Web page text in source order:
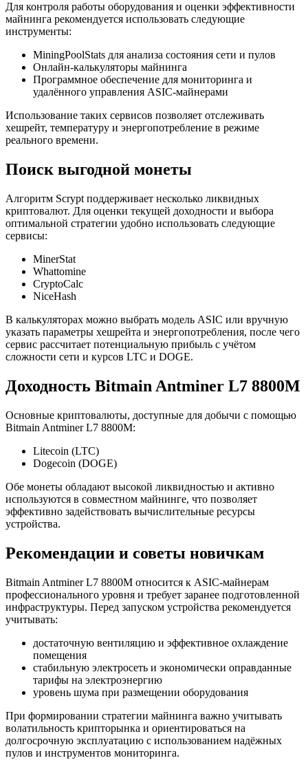
Для контроля работы оборудования и оценки эффективности
майнинга рекомендуется использовать следующие
инструменты:
MiningPoolStats для анализа состояния сети и пулов
Онлайн-калькуляторы майнинга
Программное обеспечение для мониторинга и
удалённого управления ASIC-майнерами
Использование таких сервисов позволяет отслеживать
хешрейт, температуру и энергопотребление в режиме
реального времени.
Поиск выгодной монеты
Алгоритм Scrypt поддерживает несколько ликвидных
криптовалют. Для оценки текущей доходности и выбора
оптимальной стратегии удобно использовать следующие
сервисы:
MinerStat
Whattomine
CryptoCalc
NiceHash
В калькуляторах можно выбрать модель ASIC или вручную
указать параметры хешрейта и энергопотребления, после чего
сервис рассчитает потенциальную прибыль с учётом
сложности сети и курсов LTC и DOGE.
Доходность Bitmain Antminer L7 8800M
Основные криптовалюты, доступные для добычи с помощью
Bitmain Antminer L7 8800M:
Litecoin (LTC)
Dogecoin (DOGE)
Обе монеты обладают высокой ликвидностью и активно
используются в совместном майнинге, что позволяет
эффективно задействовать вычислительные ресурсы
устройства.
Рекомендации и советы новичкам
Bitmain Antminer L7 8800M относится к ASIC-майнерам
профессионального уровня и требует заранее подготовленной
инфраструктуры. Перед запуском устройства рекомендуется
учитывать:
достаточную вентиляцию и эффективное охлаждение
помещения
стабильную электросеть и экономически оправданные
тарифы на электроэнергию
уровень шума при размещении оборудования
При формировании стратегии майнинга важно учитывать
волатильность крипторынка и ориентироваться на
долгосрочную эксплуатацию с использованием надёжных
пулов и инструментов мониторинга.